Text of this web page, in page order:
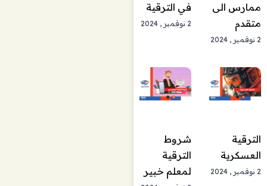
ممارس الى
متقدم
2 نوفمبر , 2024
في الترقية
2 نوفمبر , 2024
الترقية
العسكرية
2 نوفمبر , 2024
شروط
الترقية
لمعلم خبير